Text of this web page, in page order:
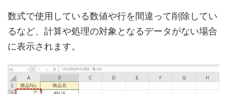
数式で使用している数値や行を間違って削除してい
るなど、計算や処理の対象となるデータがない場合
に表示されます。